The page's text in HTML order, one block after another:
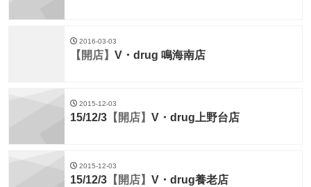
2016-03-03
【開店】 V・drug 鳴海南店
2015-12-03
15/12/3 【開店】 V・drug上野台店
2015-12-03
15/12/3 【開店】 V・drug養老店